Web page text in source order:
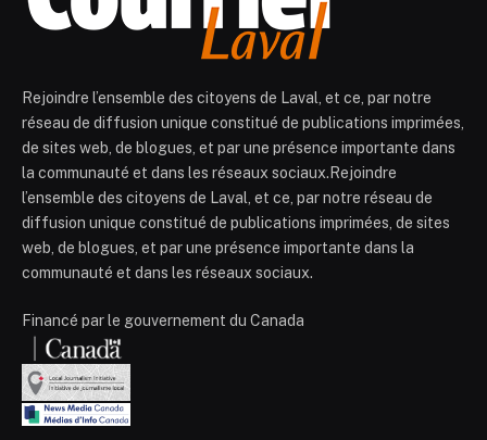
Rejoindre l’ensemble des citoyens de Laval, et ce, par notre
réseau de diffusion unique constitué de publications imprimées,
de sites web, de blogues, et par une présence importante dans
la communauté et dans les réseaux sociaux.Rejoindre
l’ensemble des citoyens de Laval, et ce, par notre réseau de
diffusion unique constitué de publications imprimées, de sites
web, de blogues, et par une présence importante dans la
communauté et dans les réseaux sociaux.
Financé par le gouvernement du Canada